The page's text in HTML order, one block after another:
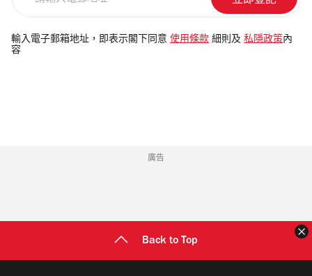
電
郵
輸入電子郵箱地址，即表示閣下同意 使用條款 細則及 私隱政策 內
容
廣告
Back to Top